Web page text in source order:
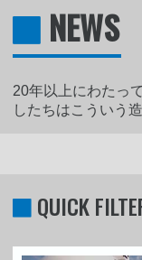
NEWS
20年以上にわたっ
したちはこういう
QUICK